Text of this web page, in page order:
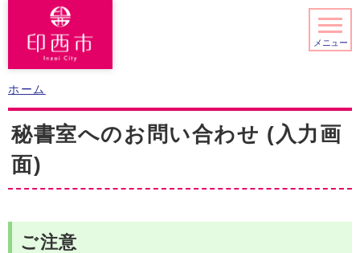
メニュー
ホーム
秘書室へのお問い合わせ (入力画
面)
ご注意